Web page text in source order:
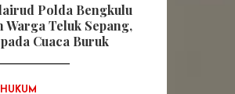
Polda Bengkulu
Teluk Sepang,
Cuaca Buruk
HUKUM